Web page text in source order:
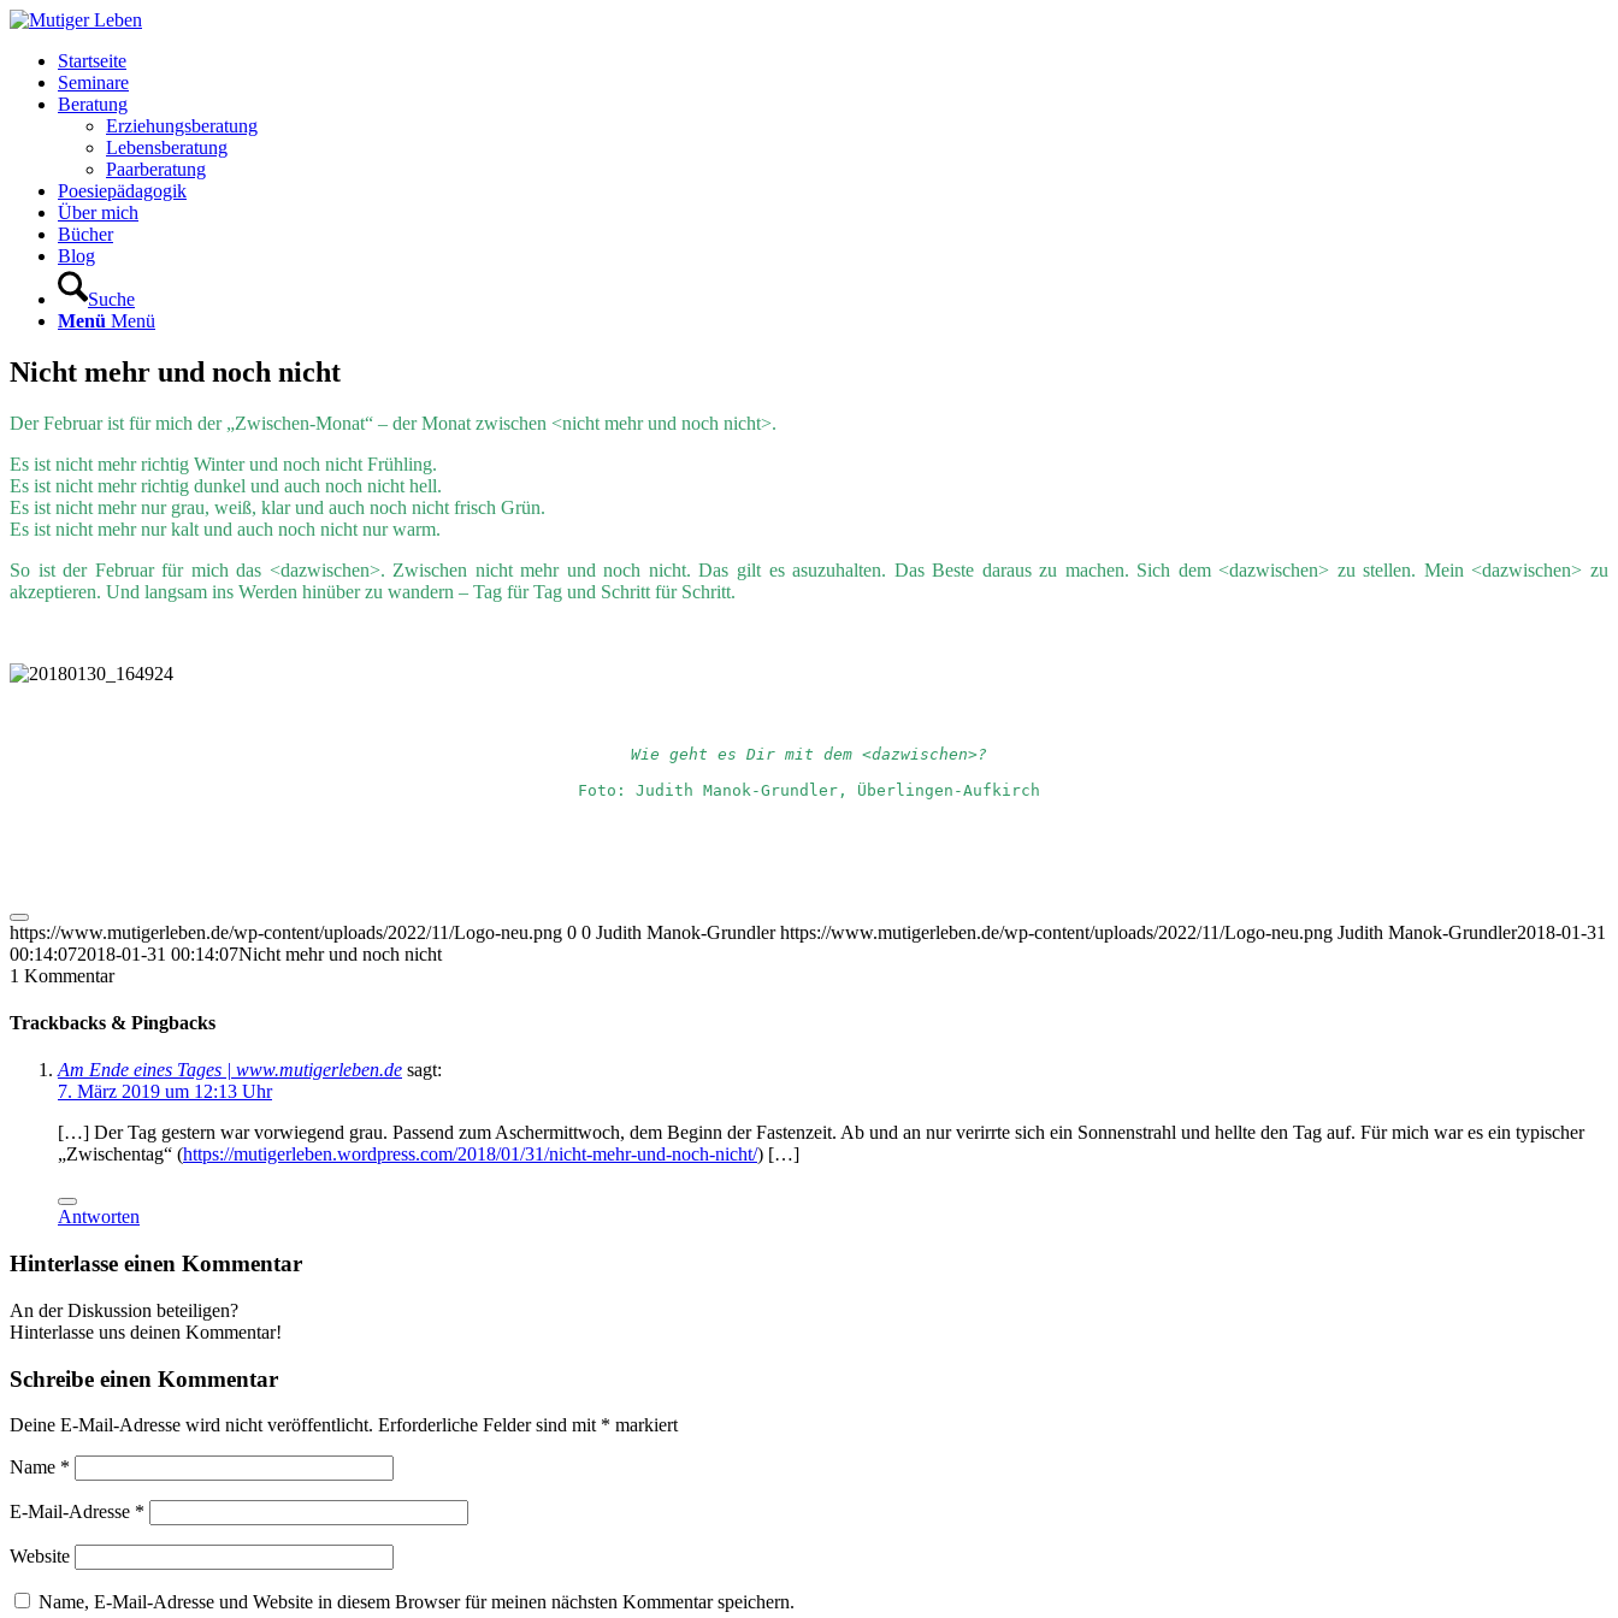
Startseite
Seminare
Beratung
Erziehungsberatung
Lebensberatung
Paarberatung
Poesiepädagogik
Über mich
Bücher
Blog
Suche
Menü Menü
Nicht mehr und noch nicht
Der Februar ist für mich der „Zwischen-Monat“ – der Monat zwischen <nicht mehr und noch nicht>.
Es ist nicht mehr richtig Winter und noch nicht Frühling.
Es ist nicht mehr richtig dunkel und auch noch nicht hell.
Es ist nicht mehr nur grau, weiß, klar und auch noch nicht frisch Grün.
Es ist nicht mehr nur kalt und auch noch nicht nur warm.
So ist der Februar für mich das <dazwischen>. Zwischen nicht mehr und noch nicht. Das gilt es asuzuhalten. Das Beste daraus zu machen. Sich dem <dazwischen> zu stellen. Mein <dazwischen> zu
akzeptieren. Und langsam ins Werden hinüber zu wandern – Tag für Tag und Schritt für Schritt.
Wie geht es Dir mit dem <dazwischen>?
Foto: Judith Manok-Grundler, Überlingen-Aufkirch
https://www.mutigerleben.de/wp-content/uploads/2022/11/Logo-neu.png 0 0 Judith Manok-Grundler https://www.mutigerleben.de/wp-content/uploads/2022/11/Logo-neu.png Judith Manok-Grundler2018-01-31
00:14:072018-01-31 00:14:07Nicht mehr und noch nicht
1 Kommentar
Trackbacks & Pingbacks
Am Ende eines Tages | www.mutigerleben.de sagt:
7. März 2019 um 12:13 Uhr
[…] Der Tag gestern war vorwiegend grau. Passend zum Aschermittwoch, dem Beginn der Fastenzeit. Ab und an nur verirrte sich ein Sonnenstrahl und hellte den Tag auf. Für mich war es ein typischer
„Zwischentag“ (https://mutigerleben.wordpress.com/2018/01/31/nicht-mehr-und-noch-nicht/) […]
Antworten
Hinterlasse einen Kommentar
An der Diskussion beteiligen?
Hinterlasse uns deinen Kommentar!
Schreibe einen Kommentar
Deine E-Mail-Adresse wird nicht veröffentlicht. Erforderliche Felder sind mit * markiert
Name *
E-Mail-Adresse *
Website
Name, E-Mail-Adresse und Website in diesem Browser für meinen nächsten Kommentar speichern.